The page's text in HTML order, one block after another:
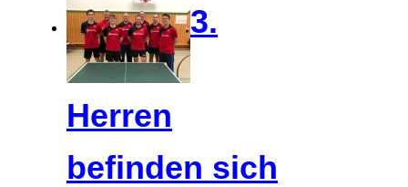
3.
Herren
befinden sich